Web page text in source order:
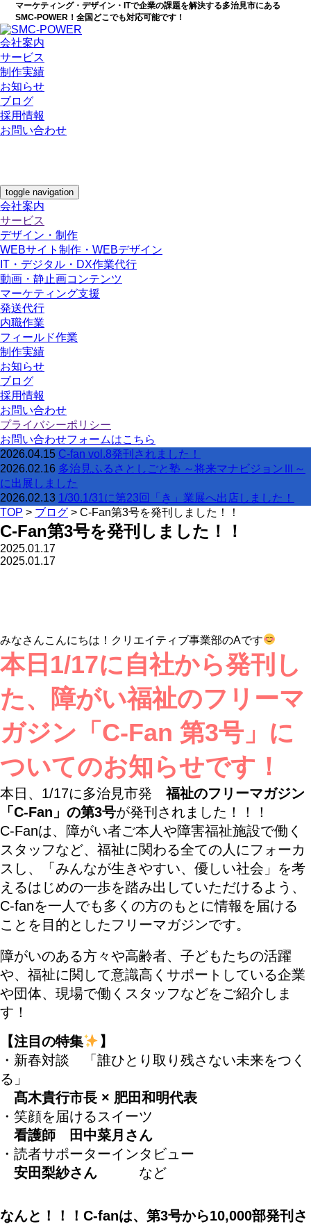
マーケティング・デザイン・ITで企業の課題を解決する多治見市にある
SMC-POWER！全国どこでも対応可能です！
会社案内
サービス
制作実績
お知らせ
ブログ
採用情報
お問い合わせ
toggle navigation
会社案内
サービス
デザイン・制作
WEBサイト制作・WEBデザイン
IT・デジタル・DX作業代行
動画・静止画コンテンツ
マーケティング支援
発送代行
内職作業
フィールド作業
制作実績
お知らせ
ブログ
採用情報
お問い合わせ
プライバシーポリシー
お問い合わせフォームはこちら
2026.04.15 C-fan vol.8発刊されました！
2026.02.16 多治見ふるさとしごと塾 ～将来マナビジョンⅢ～
に出展しました
2026.02.13 1/30.1/31に第23回「き」業展へ出店しました！
TOP > ブログ > C-Fan第3号を発刊しました！！
C-Fan第3号を発刊しました！！
2025.01.17
2025.01.17
ブ
ッ
ク
マ
ー
で
共
有
共
有
で
有
みなさんこんにちは！クリエイティブ事業部のAです
本日1/17に自社から発刊し
た、障がい福祉のフリーマ
ガジン「C-Fan 第3号」に
ついてのお知らせです！
本日、1/17に多治見市発福祉のフリーマガジン
「C-Fan」の第3号が発刊されました！！！
C-Fanは、障がい者ご本人や障害福祉施設で働く
スタッフなど、福祉に関わる全ての人にフォーカ
スし、「みんなが生きやすい、優しい社会」を考
えるはじめの一歩を踏み出していただけるよう、
C-fanを一人でも多くの方のもとに情報を届ける
ことを目的としたフリーマガジンです。
障がいのある方々や高齢者、子どもたちの活躍
や、福祉に関して意識高くサポートしている企業
や団体、現場で働くスタッフなどをご紹介しま
す！
【注目の特集
】
・新春対談 「誰ひとり取り残さない未来をつく
る」
髙木貴行市長 × 肥田和明代表
・笑顔を届けるスイーツ
看護師 田中菜月さん
・読者サポーターインタビュー
安田梨紗さん など
なんと！！！C-fanは、第3号から10,000部発刊さ